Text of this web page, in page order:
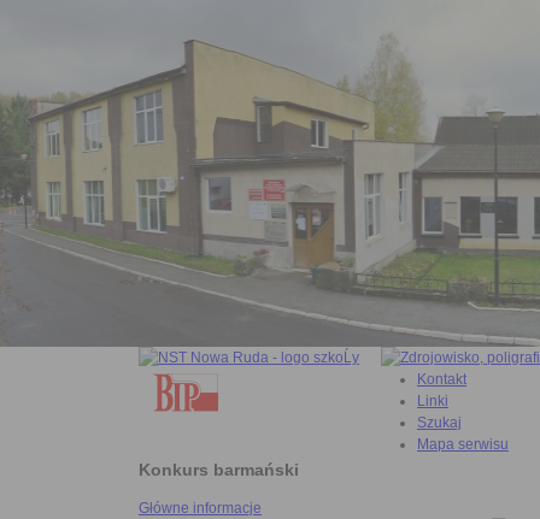
Konkurs barmański
Główne informacje
Kontakt
Linki
Szukaj
Mapa serwisu